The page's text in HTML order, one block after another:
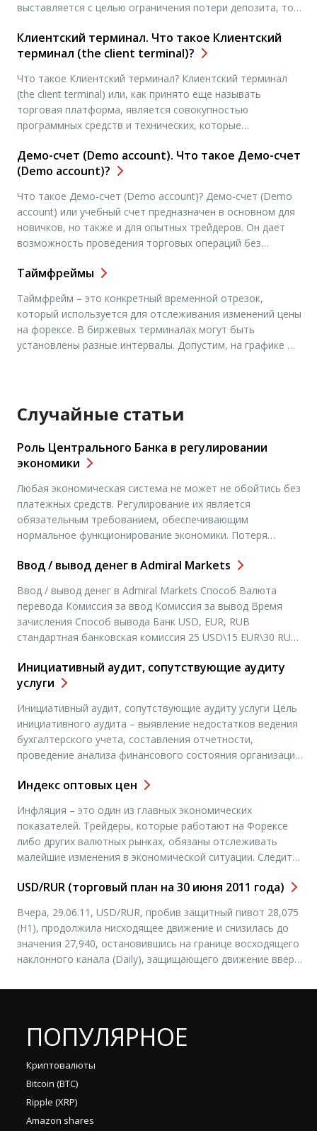
выставляется с целью ограничения потери депозита, то
на бирже. Вы обязательно должны устанавливать Стоп
лосс при торговле на форекс. Существуют постоянные
Клиентский терминал. Что такое Клиентский
терминал (the client terminal)?
Что такое Клиентский терминал? Клиентский терминал
(the client terminal) или, как принято еще называть
торговая платформа, является совокупностью
программных средств и технических, которые
всех процессах (торгах) на фондовых рынках в режиме
настоящего времени, а также позволяют осуществлять
обязательств, соблюдать условия и […]
Демо-счет (Demo account). Что такое Демо-счет
(Demo account)?
Что такое Демо-счет (Demo account)? Демо-счет (Demo
account) или учебный счет предназначен в основном для
новичков, но также и для опытных трейдеров. Он дает
возможность проведения торговых операций без
реальных денежных средств. Открытие такого счета
возможностями торгового терминала, а опытным
трейдерам отработать какую-нибудь […]
Таймфреймы
Таймфрейм – это конкретный временной отрезок,
который используется для отслеживания изменений цены
на форексе. В биржевых терминалах могут быть
установлены разные интервалы. Допустим, на графике М1
график, то, соответственно, […]
Случайные статьи
Роль Центрального Банка в регулировании
экономики
Любая экономическая система не может не обойтись без
платежных средств. Регулирование их является
обязательным требованием, обеспечивающим
нормальное функционирование экономики. Потеря
регресс развития экономики, повышение инфляции,
Вследствие этого и появилась потребность в
организации особого способа контроля государства за
эмиссией денег, и, опосредованно, за состоянием
экономики. […]
Ввод / вывод денег в Admiral Markets
Ввод / вывод денег в Admiral Markets Способ Валюта
перевода Комиссия за ввод Комиссия за вывод Время
зачисления Способ вывода Банк USD, EUR, RUB
стандартная банковская комиссия 25 USD\15 EUR\30 RUB
(EUR), WMR (RUB) 0.8% не менее 0.01 WMZ и не более 50
WMZ 0.8% не […]
Инициативный аудит, сопутствующие аудиту
услуги
Инициативный аудит, сопутствующие аудиту услуги Цель
инициативного аудита – выявление недостатков ведения
бухгалтерского учета, составления отчетности,
проведение анализа финансового состояния организации,
деятельности. Содержание, характер и объем
представления результатов работы оговаривается в
техническом задании, которое может предусматривать:
аудит финансовой (бухгалтерской) отчетности аудит при
преобразованиях и […]
Индекс оптовых цен
Инфляция – это один из главных экономических
показателей. Трейдеры, которые работают на Форексе
либо других валютных рынках, обязаны отслеживать
малейшие изменения в экономической ситуации. Следить
цен. Стоит отметить, что для валютных брокеров имеет
потребительской корзины. Инфляция свидетельствует о
здоровье национальной финансовой ситуации, […]
USD/RUR (торговый план на 30 июня 2011 года)
Вчера, 29.06.11, USD/RUR, пробив защитный пивот 28,075
(Н1), продолжила нисходящее движение и снизилась до
значения 27,940, остановившись на границе восходящего
наклонного канала (Daily), защищающего движение вверх.
медвежьей волны А/В (Н1), в волне А/В (Н4) вниз. В
ПОПУЛЯРНОЕ
Криптовалюты
Bitcoin (BTC)
Ripple (XRP)
Amazon shares